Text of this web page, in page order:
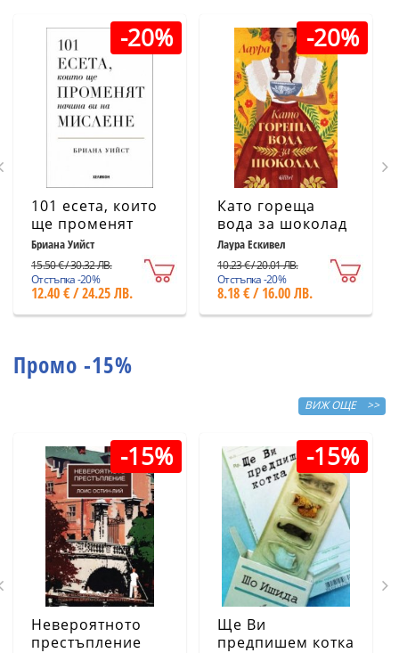
-20%
101 есета, които
ще променят
начина ви на
мислене
Бриана Уийст
15.50 € / 30.32 ЛВ.
Отстъпка -20%
12.40 € / 24.25 ЛВ.
-20%
Като гореща
вода за шоколад
(ново издание)
Лаура Ескивел
10.23 € / 20.01 ЛВ.
Отстъпка -20%
8.18 € / 16.00 ЛВ.
Промо -15%
ВИЖ ОЩЕ >>
-15%
Невероятното
престъпление
-15%
Ще Ви
предпишем котка